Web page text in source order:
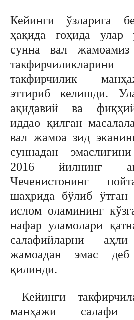
Кейинги ўзларига
ҳақида гоҳида улар
сунна вал
такфирчилик
эттириб келишди.
ақидавий ва
иддао қилган
вал жамоа зид
суннадан
2016 йилнинг
Чеченистонинг
шаҳрида бўлиб ўтган
ислом оламининг
нафар уламолари
салафийларни
жамоадан эмас
қилинди.
Кейинги
манҳажи